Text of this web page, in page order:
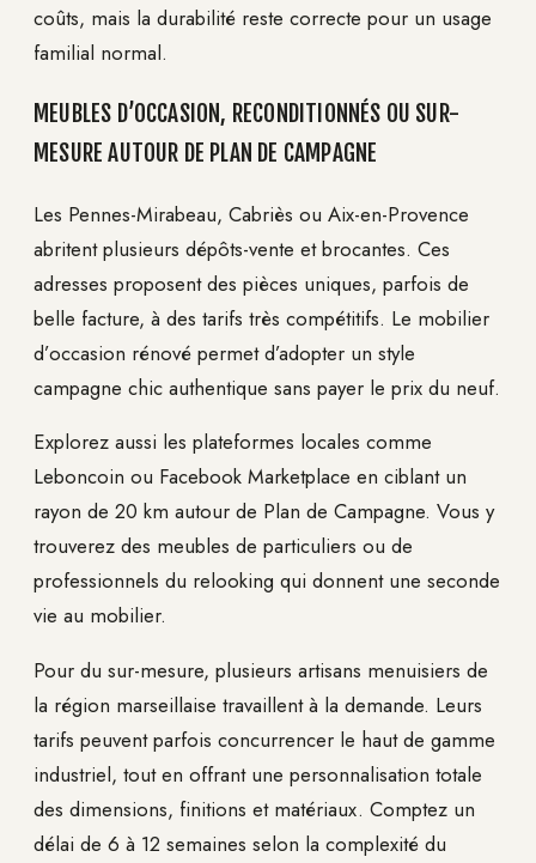
coûts, mais la durabilité reste correcte pour un usage
familial normal.
MEUBLES D’OCCASION, RECONDITIONNÉS OU SUR-
MESURE AUTOUR DE PLAN DE CAMPAGNE
Les Pennes-Mirabeau, Cabriès ou Aix-en-Provence
abritent plusieurs dépôts-vente et brocantes. Ces
adresses proposent des pièces uniques, parfois de
belle facture, à des tarifs très compétitifs. Le mobilier
d’occasion rénové permet d’adopter un style
campagne chic authentique sans payer le prix du neuf.
Explorez aussi les plateformes locales comme
Leboncoin ou Facebook Marketplace en ciblant un
rayon de 20 km autour de Plan de Campagne. Vous y
trouverez des meubles de particuliers ou de
professionnels du relooking qui donnent une seconde
vie au mobilier.
Pour du sur-mesure, plusieurs artisans menuisiers de
la région marseillaise travaillent à la demande. Leurs
tarifs peuvent parfois concurrencer le haut de gamme
industriel, tout en offrant une personnalisation totale
des dimensions, finitions et matériaux. Comptez un
délai de 6 à 12 semaines selon la complexité du